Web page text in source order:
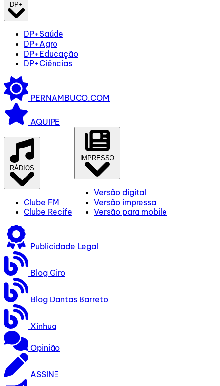
DP+
DP+Saúde
DP+Agro
DP+Educação
DP+Ciências
PERNAMBUCO.COM
AQUIPE
RÁDIOS
Clube FM
Clube Recife
IMPRESSO
Versão digital
Versão impressa
Versão para mobile
Publicidade Legal
Blog Giro
Blog Dantas Barreto
Xinhua
Opinião
ASSINE